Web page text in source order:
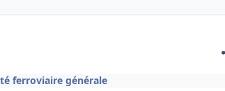
ferroviaire générale